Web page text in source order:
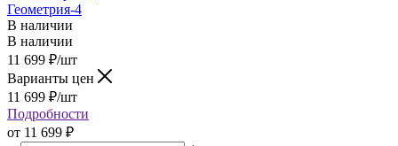
Геометрия-4
В наличии
В наличии
11 699 ₽/шт
Варианты цен
11 699 ₽/шт
Подробности
от 11 699 ₽